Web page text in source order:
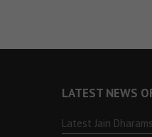
LATEST NEWS
Latest Jain